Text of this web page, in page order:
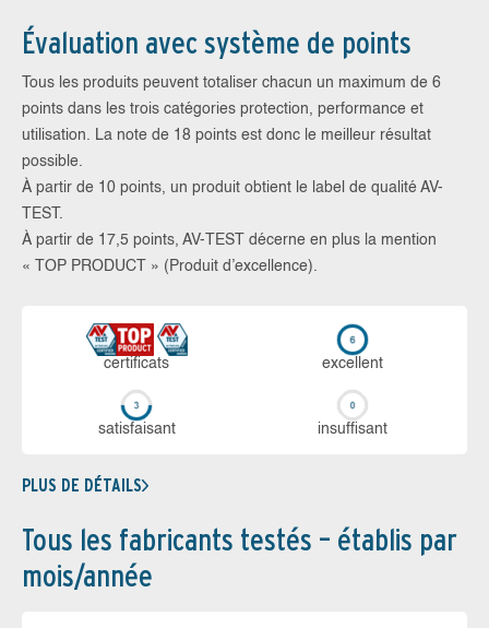
Évaluation avec système de points
Tous les produits peuvent totaliser chacun un maximum de 6
points dans les trois catégories protection, performance et
utilisation. La note de 18 points est donc le meilleur résultat
possible.
À partir de 10 points, un produit obtient le label de qualité AV-
TEST.
À partir de 17,5 points, AV-TEST décerne en plus la mention
« TOP PRODUCT » (Produit d’excellence).
certi­ficats ex­cellent
sa­tis­fai­sant in­suf­fi­sant
PLUS DE DÉTAILS
Tous les fabricants testés – établis par
mois/année